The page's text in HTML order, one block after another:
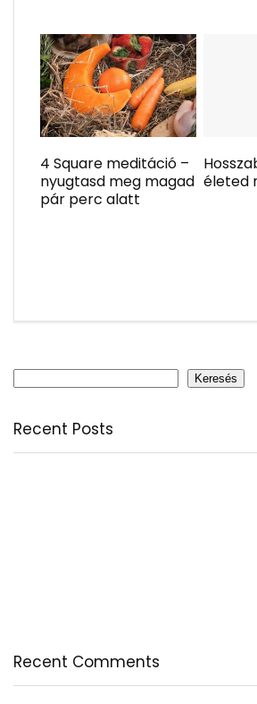
4 Square meditáció –
nyugtasd meg magad
pár perc alatt
életed
Keresés
Recent Posts
Recent Comments